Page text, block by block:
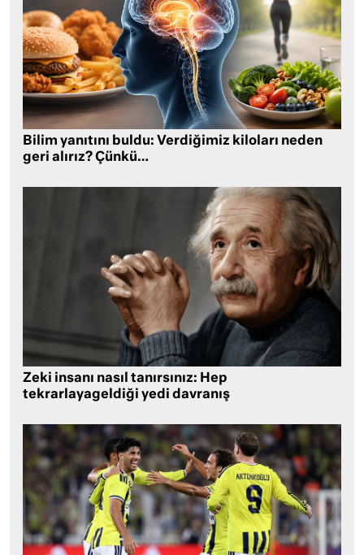
Bilim yanıtını buldu: Verdiğimiz kiloları neden
geri alırız? Çünkü…
Zeki insanı nasıl tanırsınız: Hep
tekrarlayageldiği yedi davranış